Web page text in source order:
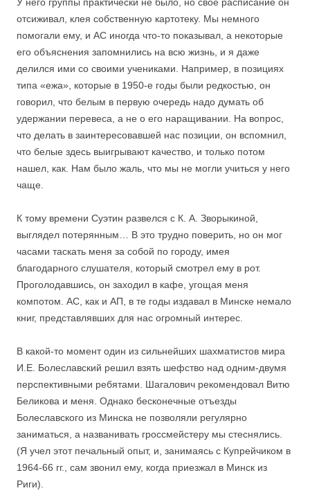
отсиживал, клея собственную картотеку. Мы немного
помогали ему, и АС иногда что-то показывал, а некоторые
его объяснения запомнились на всю жизнь, и я даже
делился ими со своими учениками. Например, в позициях
типа «ежа», которые в 1950-е годы были редкостью, он
говорил, что белым в первую очередь надо думать об
удержании перевеса, а не о его наращивании. На вопрос,
что делать в заинтересовавшей нас позиции, он вспомнил,
что белые здесь выигрывают качество, и только потом
нашел, как. Нам было жаль, что мы не могли учиться у него
чаще.
К тому времени Суэтин развелся с К. А. Зворыкиной,
выглядел потерянным… В это трудно поверить, но он мог
часами таскать меня за собой по городу, имея
благодарного слушателя, который смотрел ему в рот.
Проголодавшись, он заходил в кафе, угощая меня
компотом. АС, как и АП, в те годы издавал в Минске немало
книг, представлявших для нас огромный интерес.
В какой-то момент один из сильнейших шахматистов мира
И.Е. Болеславский решил взять шефство над одним-двумя
перспективными ребятами. Шагалович рекомендовал Витю
Беликова и меня. Однако бесконечные отъезды
Болеславского из Минска не позволяли регулярно
заниматься, а названивать гроссмейстеру мы стеснялись.
(Я учел этот печальный опыт, и, занимаясь с Купрейчиком в
1964-66 гг., сам звонил ему, когда приезжал в Минск из
Риги).